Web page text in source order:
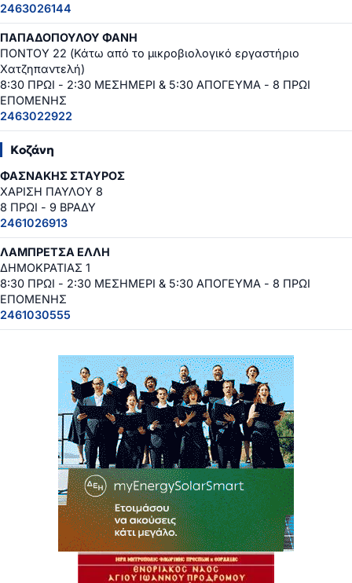
2463026144
ΠΑΠΑΔΟΠΟΥΛΟΥ ΦΑΝΗ
ΠΟΝΤΟΥ 22 (Κάτω από το μικροβιολογικό εργαστήριο
Χατζηπαντελή)
8:30 ΠΡΩΙ - 2:30 ΜΕΣΗΜΕΡΙ & 5:30 ΑΠΟΓΕΥΜΑ - 8 ΠΡΩΙ
ΕΠΟΜΕΝΗΣ
2463022922
Κοζάνη
ΦΑΣΝΑΚΗΣ ΣΤΑΥΡΟΣ
ΧΑΡΙΣΗ ΠΑΥΛΟΥ 8
8 ΠΡΩΙ - 9 ΒΡΑΔΥ
2461026913
ΛΑΜΠΡΕΤΣΑ ΕΛΛΗ
ΔΗΜΟΚΡΑΤΙΑΣ 1
8:30 ΠΡΩΙ - 2:30 ΜΕΣΗΜΕΡΙ & 5:30 ΑΠΟΓΕΥΜΑ - 8 ΠΡΩΙ
ΕΠΟΜΕΝΗΣ
2461030555